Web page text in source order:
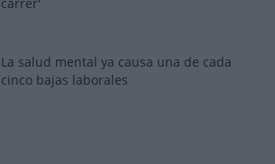
La salud mental ya causa una de cada
cinco bajas laborales